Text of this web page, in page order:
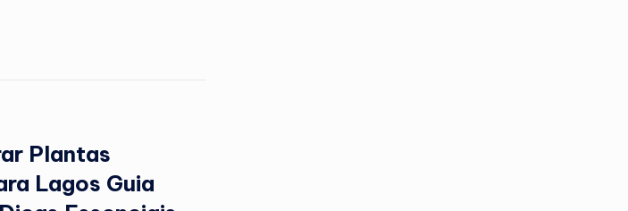
Plantas
Lagos Guia